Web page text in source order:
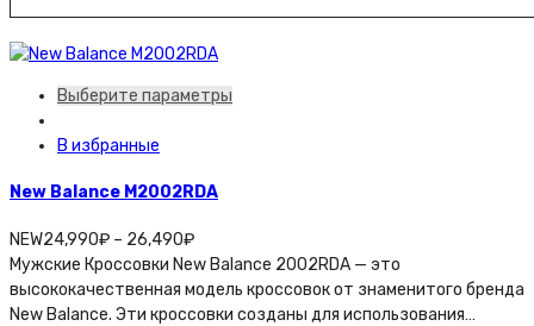
Выберите параметры
В избранные
New Balance M2002RDA
NEW24,990₽ – 26,490₽
Мужские Кроссовки New Balance 2002RDA — это
высококачественная модель кроссовок от знаменитого бренда
New Balance. Эти кроссовки созданы для использования…